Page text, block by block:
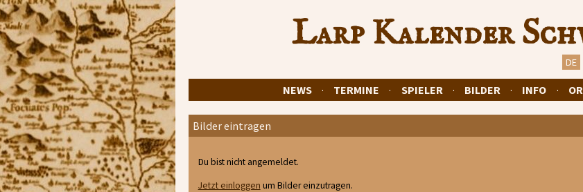
Larp Kalender
DE
NEWS · TERMINE · SPIELER · BILDER · INFO ·
Bilder eintragen
Du bist nicht angemeldet.
Jetzt einloggen um Bilder einzutragen.